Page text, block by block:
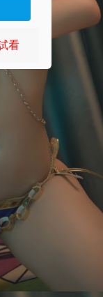
看